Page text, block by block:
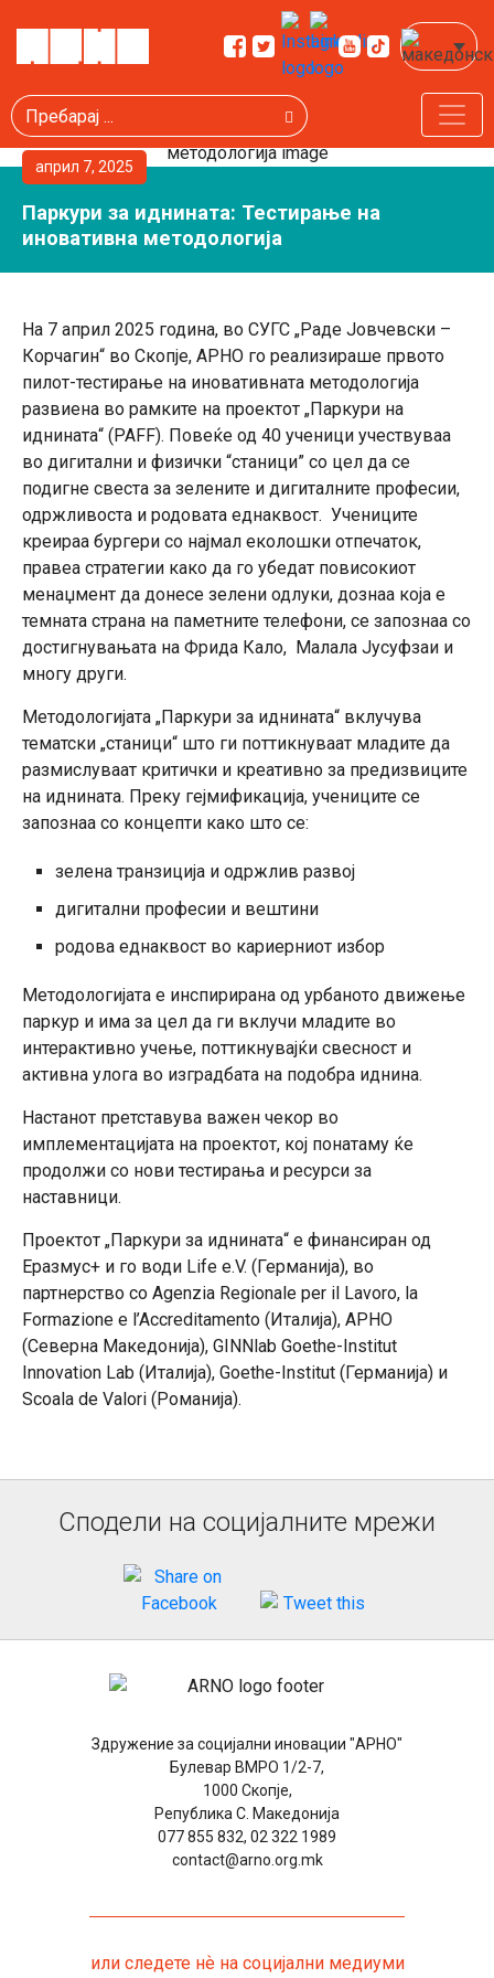
април 7, 2025
Паркури за иднината: Тестирање на
иновативна методологија
На 7 април 2025 година, во СУГС „Раде Јовчевски –
Корчагин“ во Скопје, АРНО го реализираше првото
пилот-тестирање на иновативната методологија
развиена во рамките на проектот „Паркури на
иднината“ (PAFF). Повеќе од 40 ученици учествуваа
во дигитални и физички “станици” со цел да се
подигне свеста за зелените и дигиталните професии,
одржливоста и родовата еднаквост. Учениците
креираа бургери со најмал еколошки отпечаток,
правеа стратегии како да го убедат повисокиот
менаџмент да донесе зелени одлуки, дознаа која е
темната страна на паметните телефони, се запознаа со
достигнувањата на Фрида Кало, Малала Јусуфзаи и
многу други.
Методологијата „Паркури за иднината“ вклучува
тематски „станици“ што ги поттикнуваат младите да
размислуваат критички и креативно за предизвиците
на иднината. Преку гејмификација, учениците се
запознаа со концепти како што се:
зелена транзиција и одржлив развој
дигитални професии и вештини
родова еднаквост во кариерниот избор
Методологијата е инспирирана од урбаното движење
паркур и има за цел да ги вклучи младите во
интерактивно учење, поттикнувајќи свесност и
активна улога во изградбата на подобра иднина.
Настанот претставува важен чекор во
имплементацијата на проектот, кој понатаму ќе
продолжи со нови тестирања и ресурси за
наставници.
Проектот „Паркури за иднината“ е финансиран од
Еразмус+ и го води Life e.V. (Германија), во
партнерство со Agenzia Regionale per il Lavoro, la
Formazione e l’Accreditamento (Италија), АРНО
(Северна Македонија), GINNlab Goethe-Institut
Innovation Lab (Италија), Goethe-Institut (Германија) и
Scoala de Valori (Романија).
Сподели на социјалните мрежи
Здружение за социјални иновации "АРНО"
Булевар ВМРО 1/2-7,
1000 Скопје,
Република С. Македонија
077 855 832, 02 322 1989
contact@arno.org.mk
или следете нѐ на социјални медиуми